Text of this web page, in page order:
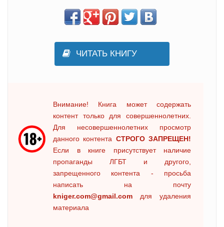
ЧИТАТЬ КНИГУ
Внимание! Книга может содержать
контент только для совершеннолетних.
Для несовершеннолетних просмотр
данного контента СТРОГО ЗАПРЕЩЕН!
Если в книге присутствует наличие
пропаганды ЛГБТ и другого,
запрещенного контента - просьба
написать на почту
kniger.com@gmail.com для удаления
материала